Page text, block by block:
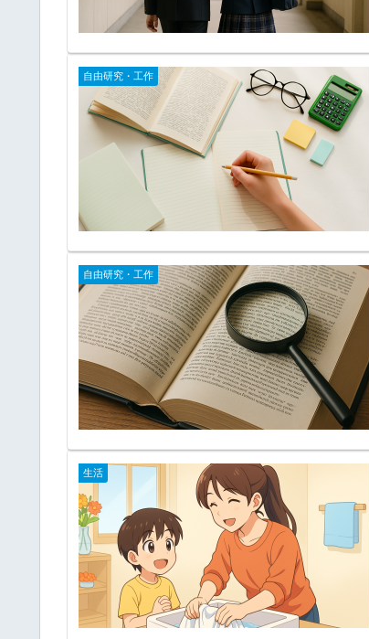
自由研究・工作
自由研究・工作
生活